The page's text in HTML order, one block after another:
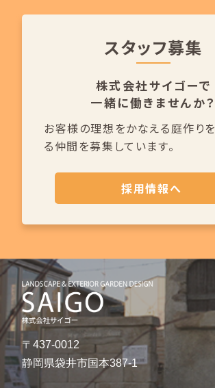
スタッフ募集
株式会社サイゴーで
一緒に働きませんか？
お客様の理想をかなえる庭作りを
る仲間を募集しています。
採用情報へ
〒437-0012
静岡県袋井市国本387-1